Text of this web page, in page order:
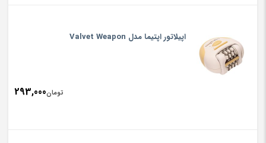
اپیلاتور اپتیما مدل Valvet Weapon
تومان293,000